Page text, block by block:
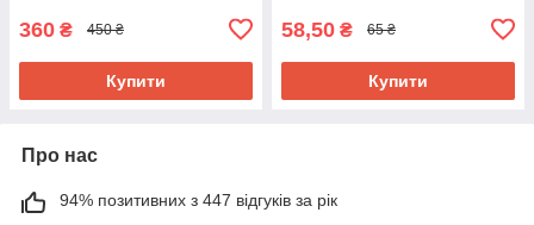
360 ₴ 450 ₴
Купити
58,50 ₴ 65 ₴
Купити
Про нас
94% позитивних з 447 відгуків за рік